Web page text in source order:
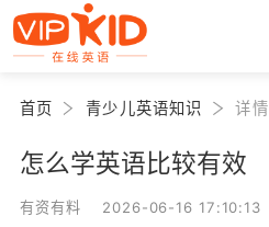
首页 青少儿英语知识 详情
怎么学英语比较有效
有资有料 2026-06-16 17:10:13